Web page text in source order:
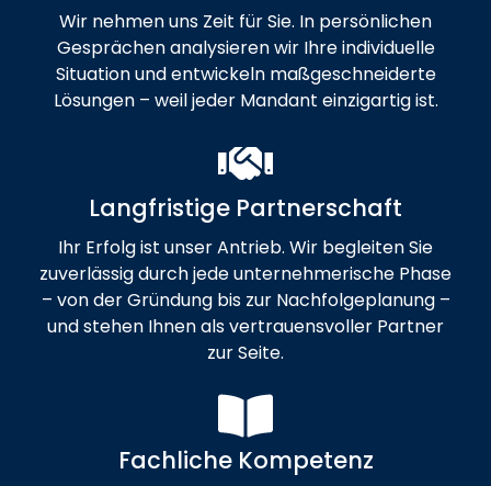
Wir nehmen uns Zeit für Sie. In persönlichen
Gesprächen analysieren wir Ihre individuelle
Situation und entwickeln maßgeschneiderte
Lösungen – weil jeder Mandant einzigartig ist.
Langfristige Partnerschaft
Ihr Erfolg ist unser Antrieb. Wir begleiten Sie
zuverlässig durch jede unternehmerische Phase
– von der Gründung bis zur Nachfolgeplanung –
und stehen Ihnen als vertrauensvoller Partner
zur Seite.
Fachliche Kompetenz